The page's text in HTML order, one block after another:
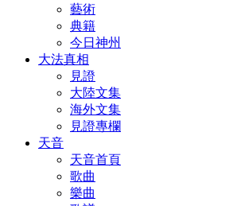
藝術
典籍
今日神州
大法真相
見證
大陸文集
海外文集
見證專欄
天音
天音首頁
歌曲
樂曲